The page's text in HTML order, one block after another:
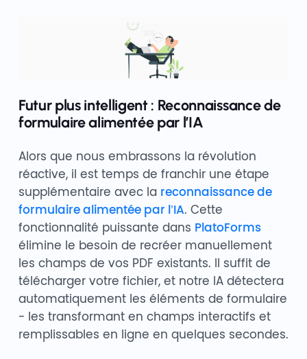
Futur plus intelligent : Reconnaissance de
formulaire alimentée par l’IA
Alors que nous embrassons la révolution
réactive, il est temps de franchir une étape
supplémentaire avec la reconnaissance de
formulaire alimentée par l’IA. Cette
fonctionnalité puissante dans PlatoForms
élimine le besoin de recréer manuellement
les champs de vos PDF existants. Il suffit de
télécharger votre fichier, et notre IA détectera
automatiquement les éléments de formulaire
- les transformant en champs interactifs et
remplissables en ligne en quelques secondes.